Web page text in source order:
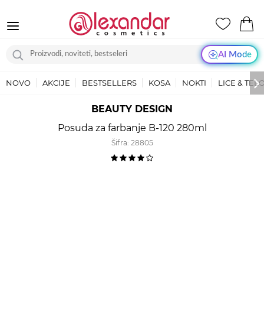
AI Mode
NOVO AKCIJE BESTSELLERS KOSA NOKTI LICE &
BEAUTY DESIGN
Posuda za farbanje B-120 280ml
Šifra: 28805